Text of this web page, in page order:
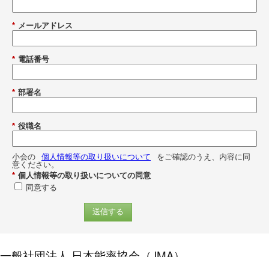
* メールアドレス
* 電話番号
* 部署名
* 役職名
小会の 個人情報等の取り扱いについて
をご確認のうえ、内容に同
意ください。
* 個人情報等の取り扱いについての同意
同意する
送信する